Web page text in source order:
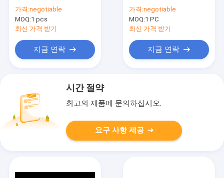
위한 서보 기구에 의한
일렉트릭 프레스
가격:negotiable
MOQ:1 pcs
최신 가격 받기
지금 연락
가격:negotiable
MOQ:1 PC
최신 가격 받기
지금 연락
시간 절약
최고의 제품에 문의하십시오.
요구 사항 제공